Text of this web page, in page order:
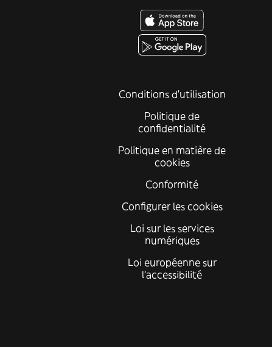
Conditions d'utilisation
Politique de
confidentialité
Politique en matière de
cookies
Conformité
Configurer les cookies
Loi sur les services
numériques
Loi européenne sur
l’accessibilité